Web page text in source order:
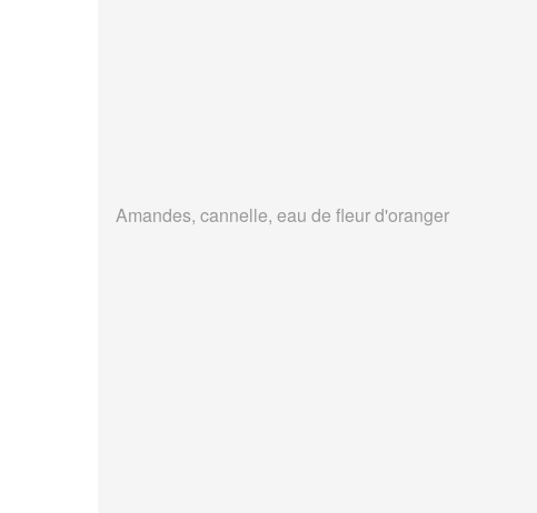
Amandes, cannelle, eau de fleur d'oranger